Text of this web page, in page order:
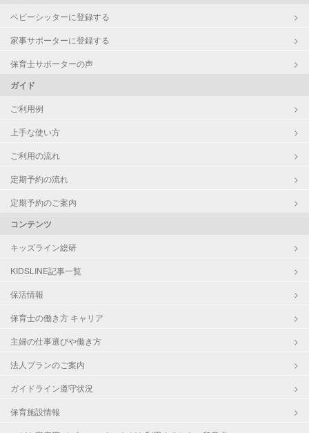
ベビーシッターに登録する
家事サポーターに登録する
保育士サポーターの声
ガイド
ご利用例
上手な使い方
ご利用の流れ
定期予約の流れ
定期予約のご案内
コンテンツ
キッズライン総研
KIDSLINE記事一覧
保活情報
保育士の働き方 キャリア
主婦の仕事選びや働き方
法人プランのご案内
ガイドライン遵守状況
保育施設情報